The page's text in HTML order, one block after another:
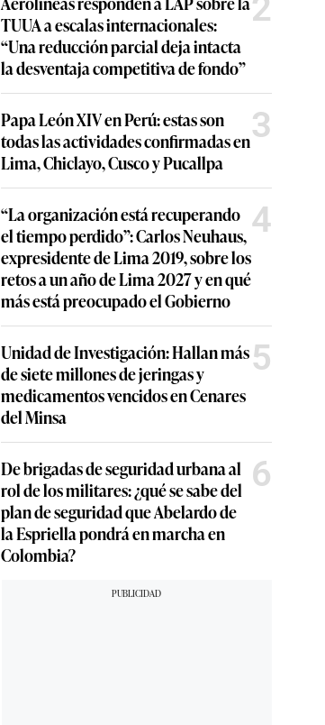
TUUA a escalas internacionales:
“Una reducción parcial deja intacta
la desventaja competitiva de fondo”
2
Papa León XIV en Perú: estas son
todas las actividades confirmadas en
Lima, Chiclayo, Cusco y Pucallpa
3
“La organización está recuperando
el tiempo perdido”: Carlos Neuhaus,
expresidente de Lima 2019, sobre los
retos a un año de Lima 2027 y en qué
más está preocupado el Gobierno
4
Unidad de Investigación: Hallan más
de siete millones de jeringas y
medicamentos vencidos en Cenares
del Minsa
5
De brigadas de seguridad urbana al
rol de los militares: ¿qué se sabe del
plan de seguridad que Abelardo de
la Espriella pondrá en marcha en
Colombia?
6